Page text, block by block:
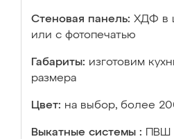
Стеновая панель: ХДФ в
или с фотопечатью
Габариты: изготовим
размера
Цвет: на выбор, более
Выкатные системы :
ПВШ